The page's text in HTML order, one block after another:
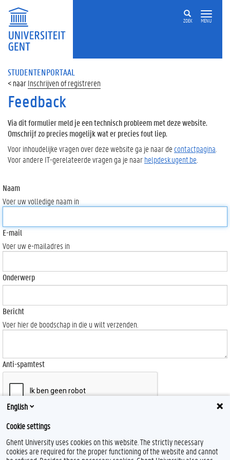
ZOEK MENU
STUDENTENPORTAAL
Inschrijven of registreren
Feedback
Via dit formulier meld je een technisch probleem met deze website.
Omschrijf zo precies mogelijk wat er precies fout liep.
Voor inhoudelijke vragen over deze website ga je naar de contactpagina
Voor andere IT-gerelateerde vragen ga je naarhelpdesk.ugent.be
Naam
Voer uw volledige naam in
E-mail
Voer uw e-mailadres in
Onderwerp
Bericht
Voer hier de boodschap in die u wilt verzenden.
Anti-spamtest
Send
English
Cookie settings
Ghent University uses cookies on this website. The strictly necessary
cookies are required for the proper functioning of the website and cannot